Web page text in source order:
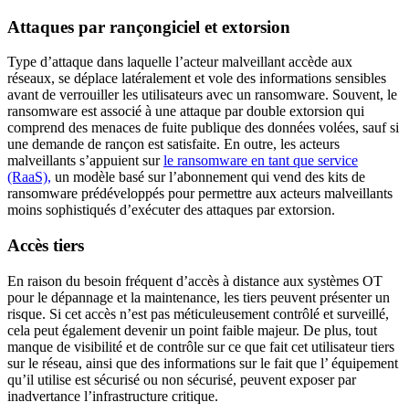
Attaques par rançongiciel et extorsion
Type d’attaque dans laquelle l’acteur malveillant accède aux
réseaux, se déplace latéralement et vole des informations sensibles
avant de verrouiller les utilisateurs avec un ransomware. Souvent, le
ransomware est associé à une attaque par double extorsion qui
comprend des menaces de fuite publique des données volées, sauf si
une demande de rançon est satisfaite. En outre, les acteurs
malveillants s’appuient surle ransomware en tant que service
(RaaS), un modèle basé sur l’abonnement qui vend des kits de
ransomware prédéveloppés pour permettre aux acteurs malveillants
moins sophistiqués d’exécuter des attaques par extorsion.
Accès tiers
En raison du besoin fréquent d’accès à distance aux systèmes OT
pour le dépannage et la maintenance, les tiers peuvent présenter un
risque. Si cet accès n’est pas méticuleusement contrôlé et surveillé,
cela peut également devenir un point faible majeur. De plus, tout
manque de visibilité et de contrôle sur ce que fait cet utilisateur tiers
sur le réseau, ainsi que des informations sur le fait que l’ équipement
qu’il utilise est sécurisé ou non sécurisé, peuvent exposer par
inadvertance l’infrastructure critique.